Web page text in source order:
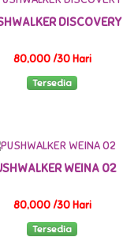
DISCOVERY
80,000 /30 Hari
Tersedia
WEINA 02
80,000 /30 Hari
Tersedia